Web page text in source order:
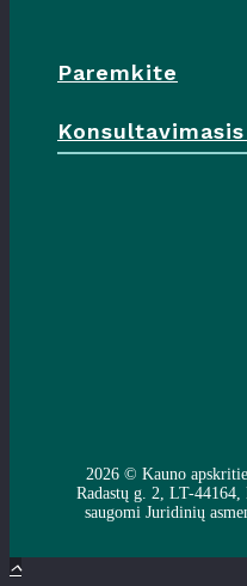
Paremkite
2026 © Kauno
Radastų g. 2, LT-
saugomi Juridinių